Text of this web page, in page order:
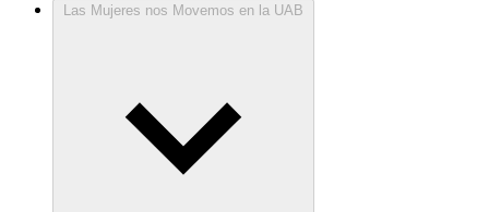
Las Mujeres nos Movemos en la UAB